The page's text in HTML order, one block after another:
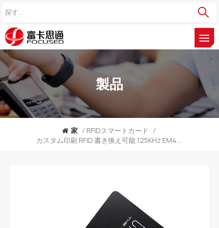
製品
家 / RFIDスマートカード /
カスタム印刷 RFID 書き換え可能 125KHz EM4305 アクセス制御近接 ID カード